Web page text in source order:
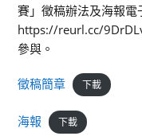
賽」徵稿辦法及海報
https://reurl.cc/
參與。
徵稿簡章 下載
海報 下載